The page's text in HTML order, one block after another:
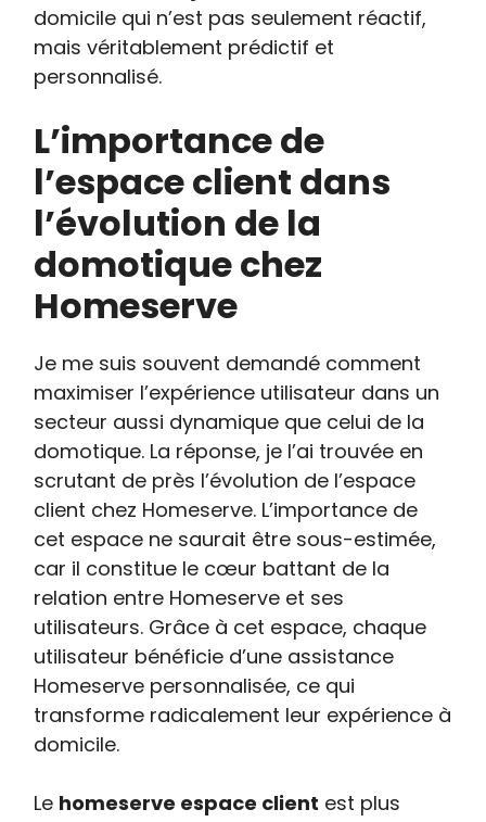
domicile qui n’est pas seulement réactif,
mais véritablement prédictif et
personnalisé.
L’importance de
l’espace client dans
l’évolution de la
domotique chez
Homeserve
Je me suis souvent demandé comment
maximiser l’expérience utilisateur dans un
secteur aussi dynamique que celui de la
domotique. La réponse, je l’ai trouvée en
scrutant de près l’évolution de l’espace
client chez Homeserve. L’importance de
cet espace ne saurait être sous-estimée,
car il constitue le cœur battant de la
relation entre Homeserve et ses
utilisateurs. Grâce à cet espace, chaque
utilisateur bénéficie d’une assistance
Homeserve personnalisée, ce qui
transforme radicalement leur expérience à
domicile.
Le homeserve espace client est plus